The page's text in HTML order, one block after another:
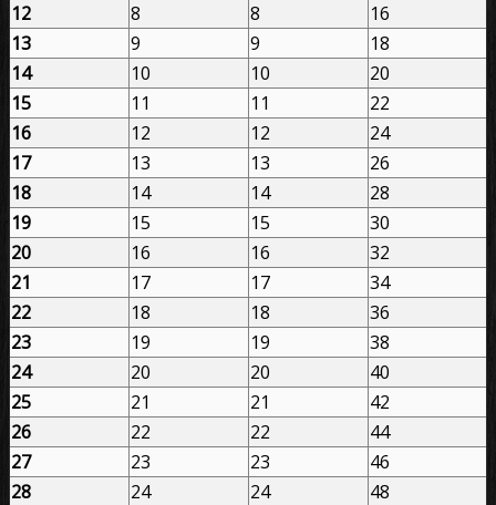
12
8 8
16
13
9 9
18
14
10 10
20
15
11 11
22
16
12 12
24
17
13 13
26
18
14 14
28
19
15 15
30
20
16 16
32
21
17 17
34
22
18 18
36
23
19 19
38
24
20 20
40
25
21 21
42
26
22 22
44
27
23 23
46
28
24 24
48